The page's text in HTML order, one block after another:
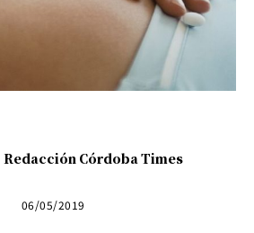
Redacción Córdoba Times
06/05/2019